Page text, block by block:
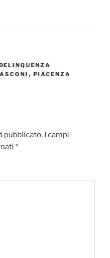
, PIACENZA
pubblicato. I campi
*